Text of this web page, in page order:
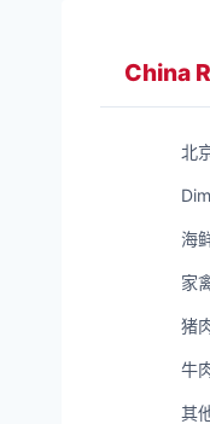
China
北
海
家
猪
牛
其